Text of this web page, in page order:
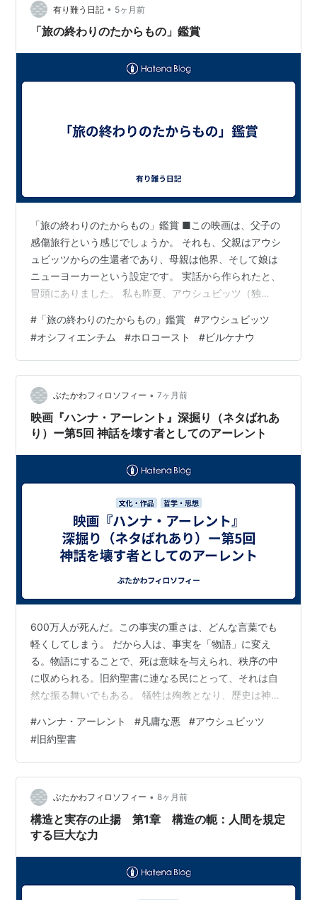
そうな、家族思いの父親だ。その男が電話で焼却炉につ
いての指示を部下に伝えたりする。何の感情も感じさせ
有り難う日記 • 5ヶ月前
「旅の終わりのたからもの」鑑賞
「旅の終わりのたからもの」鑑賞 ■この映画は、父子の
感傷旅行という感じでしょうか。 それも、父親はアウシ
ュビッツからの生還者であり、母親は他界、そして娘は
ニューヨーカーという設定です。 実話から作られたと、
冒頭にありました。 私も昨夏、アウシュビッツ（独
こともあり、興味津々で鑑賞してきたことでした。 父は
強制収容所にトラウマめいたものがあったのですが、次
第に過去と対峙していくという、そして娘は父の気持ち
を理解していくという流れでしょうか。 ワルシャワの飛
行場から始まり、父子のアウシュビッツまでの旅が始ま
りました。 途中、クラクフの町も写りました…
# 「旅の終わりのたからもの」鑑賞 #アウシュビッツ
#オシフィエンチム #ホロコースト #ビルケナウ
ぶたかわフィロソフィー • 7ヶ月前
映画『ハンナ・アーレント』深掘り（ネタばれあ
り）ー第5回 神話を壊す者としてのアーレント
600万人が死んだ。この事実の重さは、どんな言葉でも
軽くしてしまう。 だから人は、事実を「物語」に変え
る。物語にすることで、死は意味を与えられ、秩序の中
に収められる。旧約聖書に連なる民にとって、それは自
然な振る舞いでもある。 犠牲は殉教となり、歴史は神話
ハンナ・アーレントが引き起こした反発は、アイヒマン
を擁護したからではない。むしろ逆だ。 彼女は、600万
人の死を否定しなかった。その重さを相対化もしなかっ
た。ただ、それを神話として語ることを拒否した。 彼女
がやったのは、事実の列挙である。裁判で明らかになっ
たことを、淡々と書いた。そこに倫理的な…
#ハンナ・アーレント #凡庸な悪 #アウシュビッツ
#旧約聖書
ぶたかわフィロソフィー • 8ヶ月前
構造と実存の止揚 第1章 構造の軛：人間を規定
する巨大な力